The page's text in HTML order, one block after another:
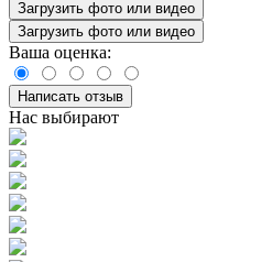
Загрузить фото или видео
Загрузить фото или видео
Ваша оценка:
Написать отзыв
Нас выбирают